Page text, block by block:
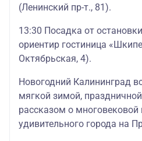
(Ленинский пр-т., 81).
13:30 Посадка от
ориентир гостиница
Октябрьская, 4).
Новогодний Калининград
мягкой зимой,
рассказом о многовековой
удивительного города на